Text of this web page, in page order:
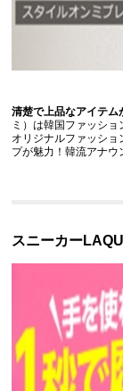
清楚で上品なアイテム
ミ）は韓国ファッショ
オリジナルファッショ
プが魅力！韓流アナウ
スニーカー